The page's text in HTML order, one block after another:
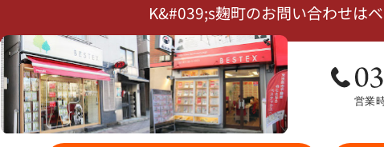
K&#039;s麹町のお問い合わせは